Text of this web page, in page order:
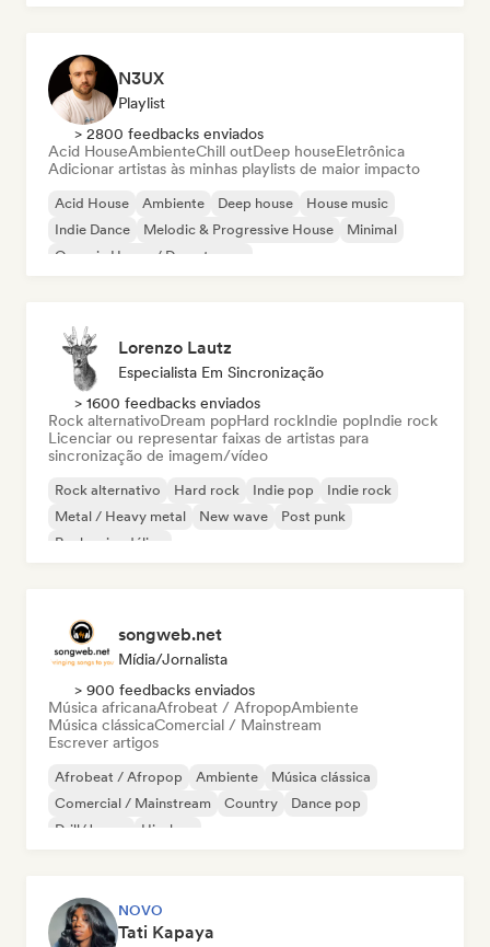
N3UX
Playlist
> 2800 feedbacks enviados
Acid HouseAmbienteChill outDeep houseEletrônica
Adicionar artistas às minhas playlists de maior impacto
Acid House Ambiente Deep house
House music
Indie Dance
Melodic & Progressive House
Minimal
Organic House / Downtempo
Lorenzo Lautz
Especialista Em Sincronização
> 1600 feedbacks enviados
Rock alternativoDream popHard rockIndie popIndie rock
Licenciar ou representar faixas de artistas para
sincronização de imagem/vídeo
Rock alternativo Hard rock Indie pop
Indie rock
Metal / Heavy metal
New wave
Post punk
Rock psicodélico
songweb.net
Mídia/Jornalista
> 900 feedbacks enviados
Música africanaAfrobeat / AfropopAmbiente
Música clássicaComercial / Mainstream
Escrever artigos
Afrobeat / Afropop Ambiente
Música clássica
Comercial / Mainstream
Country
Dance pop
Drill/Jersey
Hip-hop
NOVO
Tati Kapaya